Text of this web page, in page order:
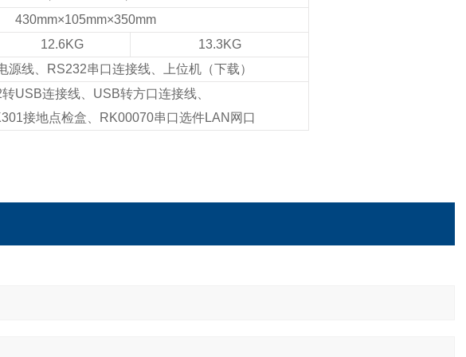
430mm×105mm×350mm
12.6KG
13.3KG
源线、RS232串口连接线、上位机（下载）
USB连接线、USB转方口连接线、
接地点检盒、RK00070串口选件LAN网口